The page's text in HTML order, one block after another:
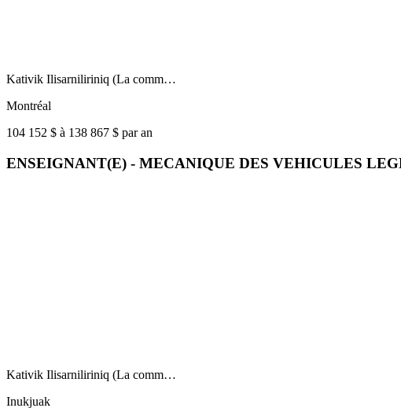
Kativik Ilisarniliriniq (La comm…
Montréal
104 152 $ à 138 867 $ par an
ENSEIGNANT(E) - MECANIQUE DES VEHICULES
Kativik Ilisarniliriniq (La comm…
Inukjuak